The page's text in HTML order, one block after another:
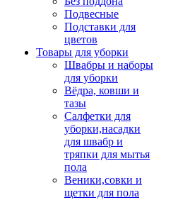
Подвесные
Подставки для
цветов
Товары для уборки
Швабры и наборы
для уборки
Вёдра, ковши и
тазы
Салфетки для
уборки,насадки
для швабр и
тряпки для мытья
пола
Веники,совки и
щетки для пола